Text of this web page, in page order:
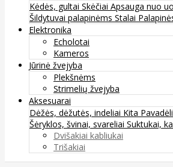
Kėdės, gultai Skėčiai Apsauga nuo
Šildytuvai palapinėms Stalai
Elektronika
Echolotai
Kameros
Jūrinė žvejyba
Plekšnėms
Strimelių žvejyba
Aksesuarai
Dėžės, dėžutės, indeliai Kita
Šėryklos, švinai, svareliai Suktukai,
Dvišakiai kabliukai
Trišakiai